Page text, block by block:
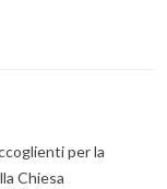
per la
Chiesa